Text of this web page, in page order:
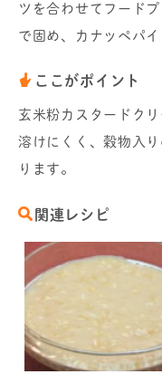
ツを合わせてフード
で固め、カナッペパイ
ここがポイント
玄米粉カスタードク
溶けにくく、穀物入
ります。
関連レシピ